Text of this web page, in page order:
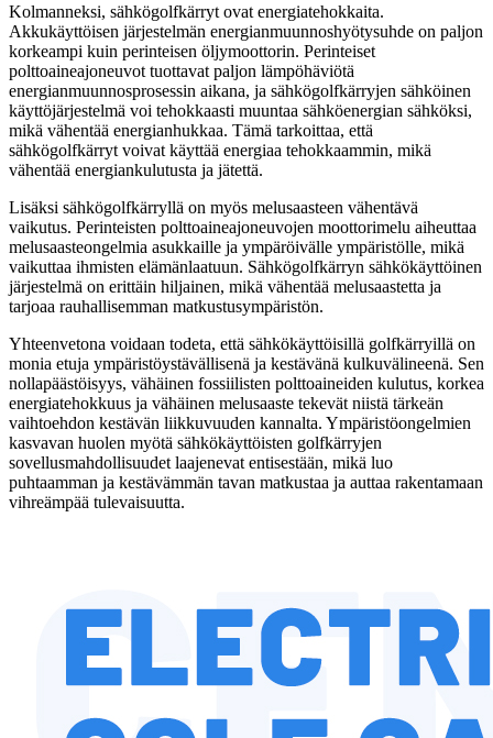
Kolmanneksi, sähkögolfkärryt ovat energiatehokkaita.
Akkukäyttöisen järjestelmän energianmuunnoshyötysuhde on paljon
korkeampi kuin perinteisen öljymoottorin. Perinteiset
polttoaineajoneuvot tuottavat paljon lämpöhäviötä
energianmuunnosprosessin aikana, ja sähkögolfkärryjen sähköinen
käyttöjärjestelmä voi tehokkaasti muuntaa sähköenergian sähköksi,
mikä vähentää energianhukkaa. Tämä tarkoittaa, että
sähkögolfkärryt voivat käyttää energiaa tehokkaammin, mikä
vähentää energiankulutusta ja jätettä.
Lisäksi sähkögolfkärryllä on myös melusaasteen vähentävä
vaikutus. Perinteisten polttoaineajoneuvojen moottorimelu aiheuttaa
melusaasteongelmia asukkaille ja ympäröivälle ympäristölle, mikä
vaikuttaa ihmisten elämänlaatuun. Sähkögolfkärryn sähkökäyttöinen
järjestelmä on erittäin hiljainen, mikä vähentää melusaastetta ja
tarjoaa rauhallisemman matkustusympäristön.
Yhteenvetona voidaan todeta, että sähkökäyttöisillä golfkärryillä on
monia etuja ympäristöystävällisenä ja kestävänä kulkuvälineenä. Sen
nollapäästöisyys, vähäinen fossiilisten polttoaineiden kulutus, korkea
energiatehokkuus ja vähäinen melusaaste tekevät niistä tärkeän
vaihtoehdon kestävän liikkuvuuden kannalta. Ympäristöongelmien
kasvavan huolen myötä sähkökäyttöisten golfkärryjen
sovellusmahdollisuudet laajenevat entisestään, mikä luo
puhtaamman ja kestävämmän tavan matkustaa ja auttaa rakentamaan
vihreämpää tulevaisuutta.